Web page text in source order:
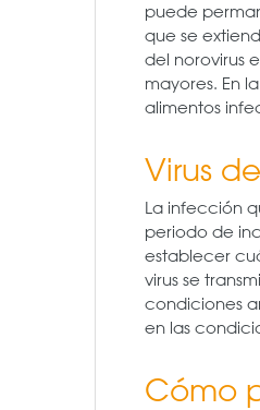
puede
que se
del norovirus
mayores. En
alimentos
Virus
La infección
periodo de
establecer
virus se
condiciones
en las
Cómo